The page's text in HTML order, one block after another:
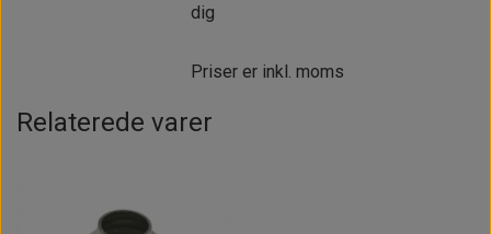
dig
Priser er inkl. moms
Relaterede varer